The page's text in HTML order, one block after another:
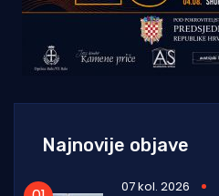
Najnovije objave
07 kol. 2026